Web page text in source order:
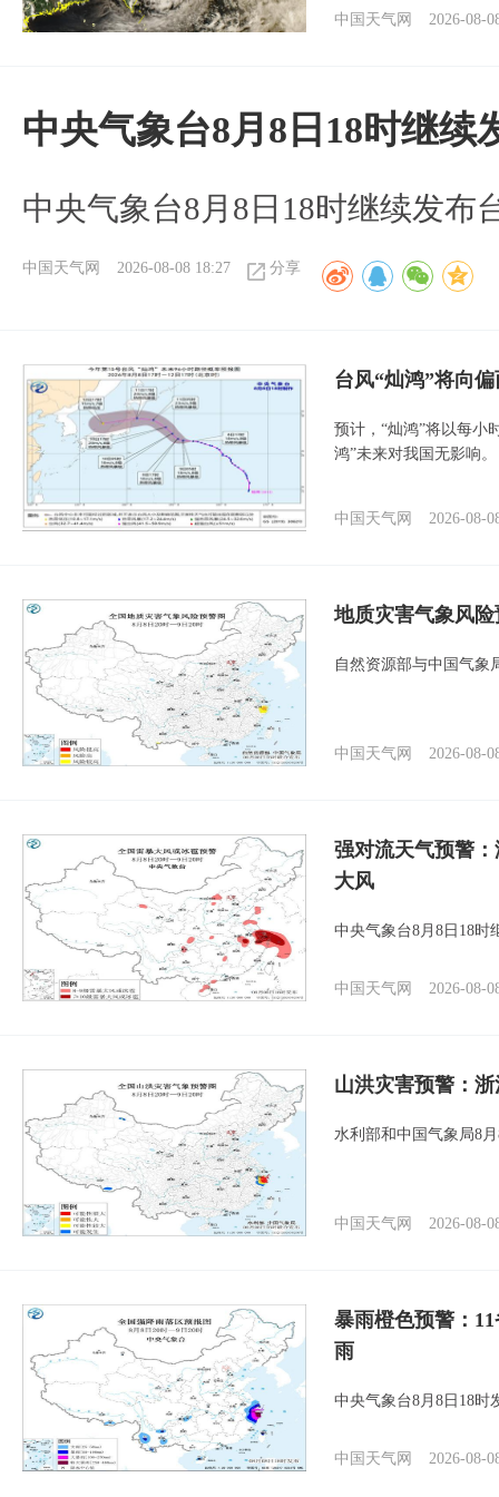
中国天气网 2026-08-
中央气象台8月8日18时继续
中央气象台8月8日18时继续发布
中国天气网 2026-08-08 18:27 分享
台风“灿鸿”将向
预计，“灿鸿”将以每小
鸿”未来对我国无影响。
中国天气网 2026-08-
地质灾害气象风
自然资源部与中国气象
中国天气网 2026-08-
强对流天气预警
大风
中央气象台8月8日18时
中国天气网 2026-08-
山洪灾害预警：
水利部和中国气象局8
中国天气网 2026-08-
暴雨橙色预警：
雨
中央气象台8月8日18时
中国天气网 2026-08-